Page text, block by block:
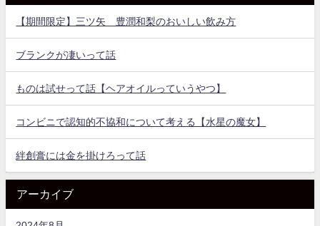
【期間限定】三ツ矢 豊潤和梨のおいしい飲み方
ブランクが凄いって話
ものは試せって話【ヘアオイルっていうやつ】
コンビニで認知的不協和について考える【水星の魔女】
絆創膏には金を掛けろって話
アーカイブ